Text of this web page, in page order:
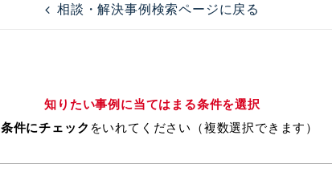
相談・解決事例検索ページに戻る
知りたい事例に当てはまる条件を選択
条件にチェック をいれてください（複数選択できます）